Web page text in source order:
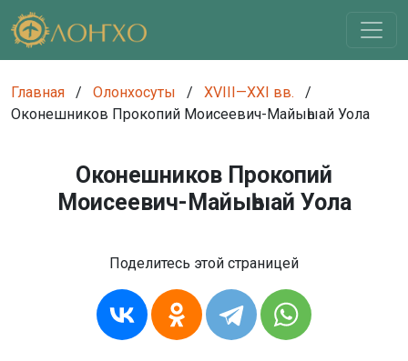
Главная / Олонхосуты / XVIII—XXI вв.
/
Оконешников Прокопий Моисеевич-Майыһыай Уола
Оконешников Прокопий
Моисеевич-Майыһыай Уола
Поделитесь этой страницей